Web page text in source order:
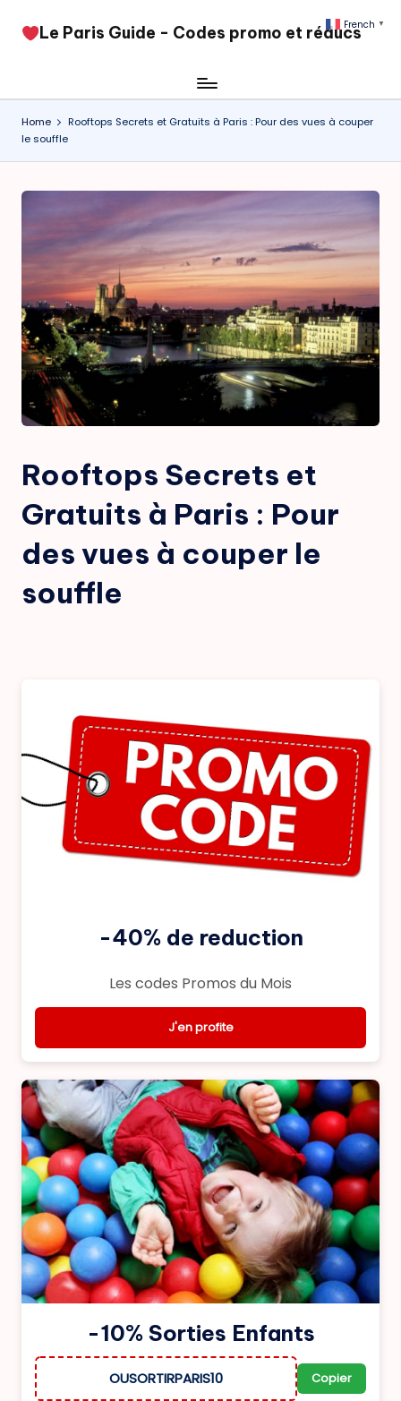
Skip
​Le Paris Guide - Codes promo et réducs
Home
Rooftops Secrets et Gratuits à Paris : Pour des vues à couper
le souffle
Rooftops Secrets et
Gratuits à Paris : Pour
des vues à couper le
souffle
-40% de reduction
Les codes Promos du Mois
J'en profite
-10% Sorties Enfants
OUSORTIRPARIS10 Copier
French ▼